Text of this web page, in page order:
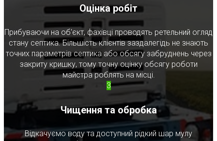
Оцінка робіт
Прибуваючи на об'єкт, фахівці проводять ретельний огляд
стану септика. Більшість клієнтів заздалегідь не знають
точних параметрів септика або обсягу забруднень через
закриту кришку, тому точну оцінку обсягу роботи
майстра роблять на місці.
3
Чищення та обробка
Відкачуємо воду та доступний рідкий шар мулу